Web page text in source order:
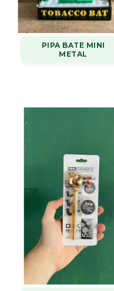
PIPA BATE MINI
METAL